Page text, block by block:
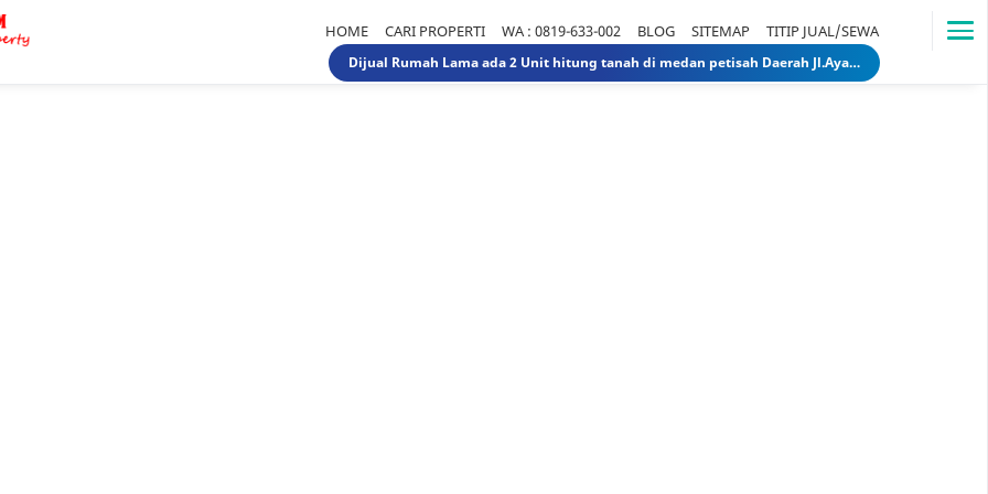
HOME CARI PROPERTI WA : 0819-633-002 BLOG SITEMAP TITIP JUAL/SEWA
Dijual Rumah Lama ada 2 Unit hitung tanah di medan petisah Daerah Jl.Ayahanda masuk jl.batutulis 1.3 Miliar 1.5 Miliar rumahlamatanahdiayahanda